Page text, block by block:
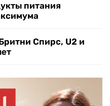
питания
Спирс, U2 и